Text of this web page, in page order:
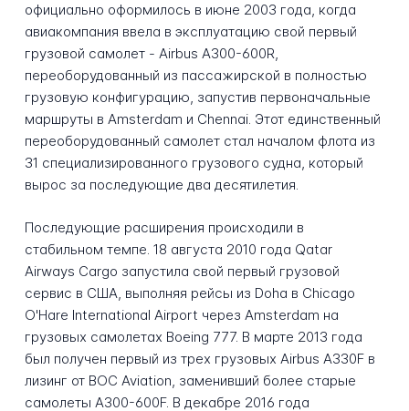
официально оформилось в июне 2003 года, когда
авиакомпания ввела в эксплуатацию свой первый
грузовой самолет - Airbus A300-600R,
переоборудованный из пассажирской в полностью
грузовую конфигурацию, запустив первоначальные
маршруты в Amsterdam и Chennai. Этот единственный
переоборудованный самолет стал началом флота из
31 специализированного грузового судна, который
вырос за последующие два десятилетия.
Последующие расширения происходили в
стабильном темпе. 18 августа 2010 года Qatar
Airways Cargo запустила свой первый грузовой
сервис в США, выполняя рейсы из Doha в Chicago
O'Hare International Airport через Amsterdam на
грузовых самолетах Boeing 777. В марте 2013 года
был получен первый из трех грузовых Airbus A330F в
лизинг от BOC Aviation, заменивший более старые
самолеты A300-600F. В декабре 2016 года